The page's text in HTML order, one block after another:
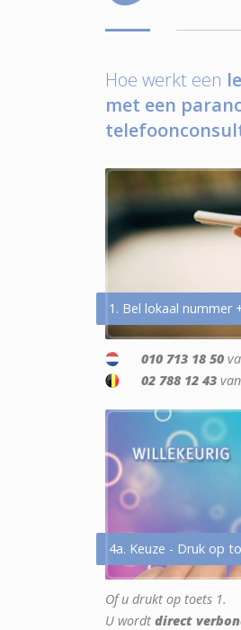
Hoe werkt een
met een
1. Bel lokaal nummer
010 713 18 50
02 788 12 43
4a. Keuze - Druk op
Of u drukt op toets 1.
U wordt direct